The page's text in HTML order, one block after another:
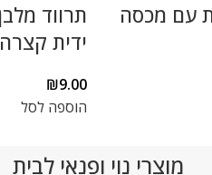
עם מכסה
תרווד
ידית קצרה
₪9.00
הוספה לסל
מוצרי נוי ופנאי לבית